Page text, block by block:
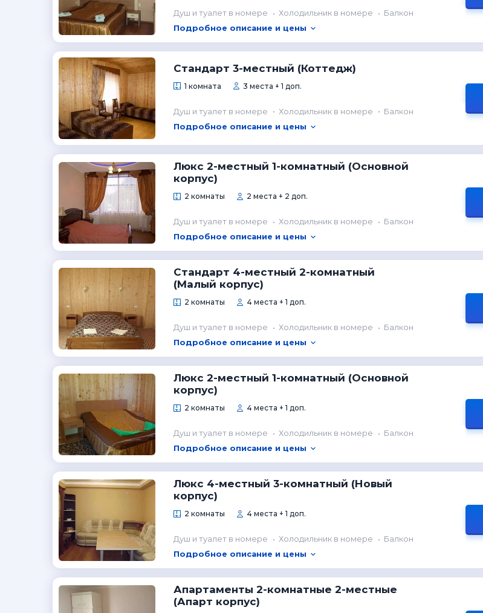
Душ и туалет в номере Холодильник в номере
Балкон
Подробное описание и цены
Стандарт 3-местный (Коттедж)
1 комната 3 места + 1 доп.
Душ и туалет в номере Холодильник в номере
Балкон
Подробное описание и цены
Люкс 2-местный 1-комнатный (Основной
корпус)
2 комнаты 2 места + 2 доп.
Душ и туалет в номере Холодильник в номере
Балкон
Подробное описание и цены
Стандарт 4-местный 2-комнатный
(Малый корпус)
2 комнаты 4 места + 1 доп.
Душ и туалет в номере Холодильник в номере
Балкон
Подробное описание и цены
Люкс 2-местный 1-комнатный (Основной
корпус)
2 комнаты 4 места + 1 доп.
Душ и туалет в номере Холодильник в номере
Балкон
Подробное описание и цены
Люкс 4-местный 3-комнатный (Новый
корпус)
2 комнаты 4 места + 1 доп.
Душ и туалет в номере Холодильник в номере
Балкон
Подробное описание и цены
Апартаменты 2-комнатные 2-местные
(Апарт корпус)